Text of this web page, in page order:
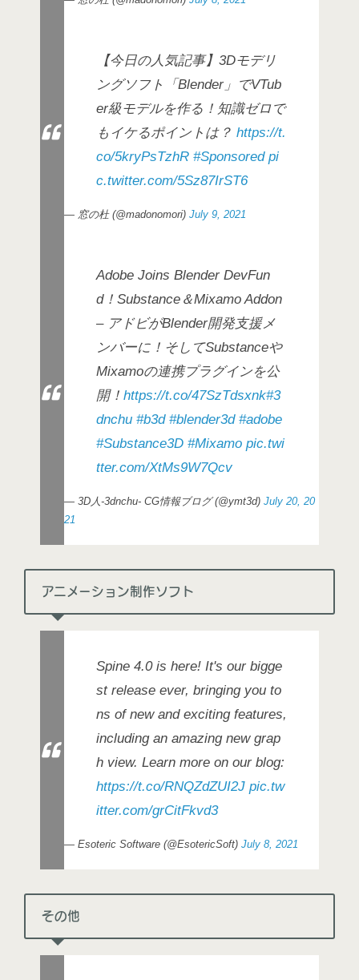
【今日の人気記事】3Dモデリ
ングソフト「Blender」でVTub
er級モデルを作る！知識ゼロで
もイケるポイントは？ https://t.
co/5kryPsTzhR #Sponsored pi
c.twitter.com/5Sz87IrST6
— 窓の杜 (@madonomori) July 9, 2021
Adobe Joins Blender DevFun
d！Substance＆Mixamo Addon
– アドビがBlender開発支援メ
ンバーに！そしてSubstanceや
Mixamoの連携プラグインを公
開！ https://t.co/47SzTdsxnk#3
dnchu #b3d #blender3d #adobe
#Substance3D #Mixamo pic.twi
tter.com/XtMs9W7Qcv
— 3D人-3dnchu- CG情報ブログ (@ymt3d) July 20, 20
21
アニメーション制作ソフト
Spine 4.0 is here! It's our bigge
st release ever, bringing you to
ns of new and exciting features,
including an amazing new grap
h view. Learn more on our blog:
https://t.co/RNQZdZUI2J pic.tw
itter.com/grCitFkvd3
— Esoteric Software (@EsotericSoft) July 8, 2021
その他